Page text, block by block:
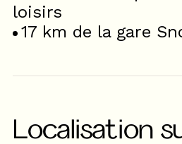
loisirs
17 km de la gare
Localisation